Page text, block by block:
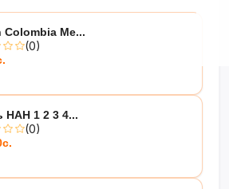
Colombia Me...
(0)
НАН 1 2 3 4...
(0)